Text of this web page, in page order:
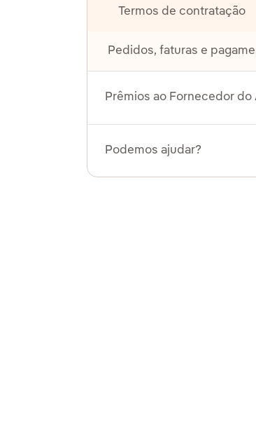
Termos de contratação
Pedidos, faturas e
Prêmios ao Fornecedor do
Podemos ajudar?